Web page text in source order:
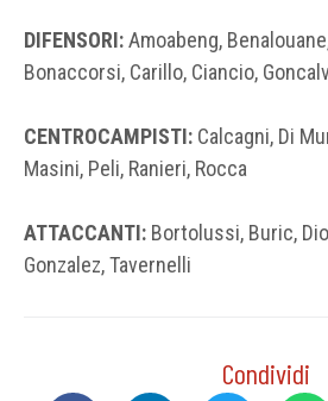
DIFENSORI:Amoabeng,
Bonaccorsi, Carillo, Ciancio,
CENTROCAMPISTI: Calcagni, Di
Masini, Peli, Ranieri, Rocca
ATTACCANTI: Bortolussi, Buric,
Gonzalez, Tavernelli
Condividi